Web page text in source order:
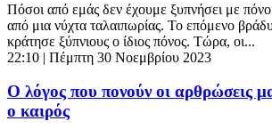
Πόσοι από εμάς δεν έχουμε ξυπνήσει με
από μια νύχτα ταλαιπωρίας. Το επόμενο
κράτησε ξύπνιους ο ίδιος πόνος. Τώρα, οι...
22:10 | Πέμπτη 30 Νοεμβρίου 2023
Ο λόγος που πονούν οι αρθρώσεις
ο καιρός